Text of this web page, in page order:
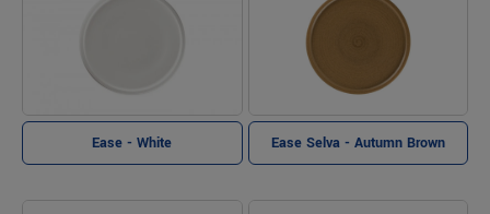
Ease - White Ease Selva - Autumn Brown